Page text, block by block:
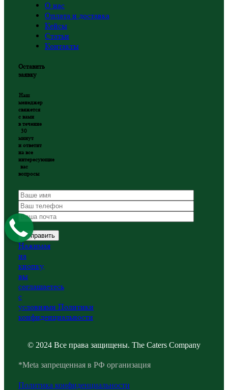
О нас
Оплата и доставка
Кейсы
Статьи
Контакты
Оставить
заявку
Наш
менеджер
свяжется
с вами
в течение
30
минут
и ответит
на все
интересующие
вас
вопросы
Нажимая
на
кнопку,
вы
соглашаетесь
с
условиями Политики
конфиденциальности
© 2024 Все права защищены. The Caters Company
*Meta запрещенная в РФ организация
Политика конфиденциальности